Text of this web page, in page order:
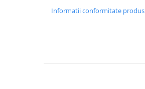
Informatii conformitate produs